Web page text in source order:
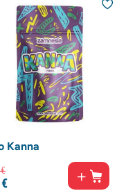
Kanna
€